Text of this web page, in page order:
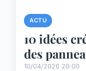
ACTU
10 idées
des
10/04/2026 20:00